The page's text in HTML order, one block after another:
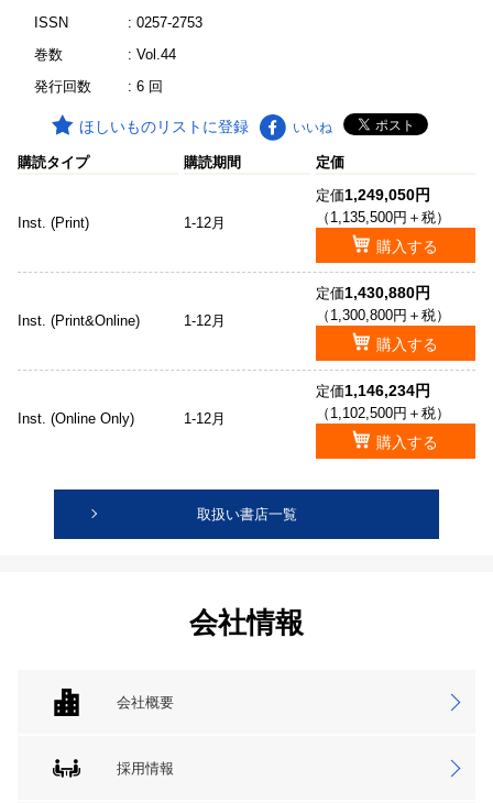
ISSN
: 0257-2753
巻数
: Vol.44
発行回数
: 6 回
ほしいものリストに登録 いいね
購読タイプ 購読期間 定価
Inst. (Print) 1-12月
定価1,249,050円
（1,135,500円＋税）
購入する
Inst. (Print&Online) 1-12月
定価1,430,880円
（1,300,800円＋税）
購入する
Inst. (Online Only) 1-12月
定価1,146,234円
（1,102,500円＋税）
購入する
取扱い書店一覧
会社情報
会社概要
採用情報